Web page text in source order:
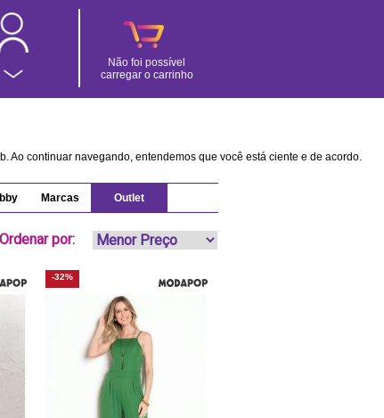
Não foi possível
carregar o carrinho
continuar navegando, entendemos que você está ciente e de acordo.
Marcas Outlet
Ordenar por:
-32%